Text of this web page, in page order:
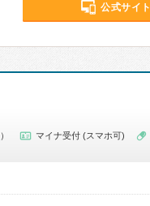
公式サイト
） マイナ受付 (スマホ可)